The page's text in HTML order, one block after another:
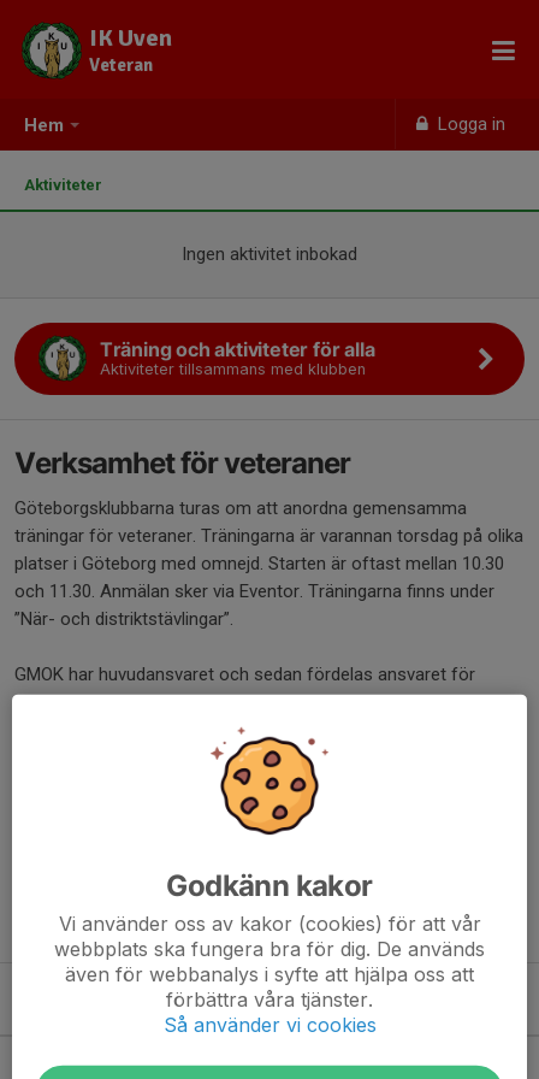
Hem Logga in
IK Uven
Veteran
Aktiviteter
Ingen aktivitet inbokad
Träning och aktiviteter för alla
Aktiviteter tillsammans med klubben
Verksamhet för veteraner
Göteborgsklubbarna turas om att anordna gemensamma
träningar för veteraner. Träningarna är varannan torsdag på olika
platser i Göteborg med omnejd. Starten är oftast mellan 10.30
och 11.30. Anmälan sker via Eventor. Träningarna finns under
”När- och distriktstävlingar”.
GMOK har huvudansvaret och sedan fördelas ansvaret för
specifika träningar ut till olika klubbar. IK Uven brukar ansvara för
en träning under våren och en på hösten.
Det finns alltid 4 olika banor, lång-mellan-kort-stig. Man väljer
den som passar dagsformen bäst! Svårighetsgraden är blå
Har du några frågor om veteranträningarna kontakta gärna Clas
Börjesson påclas.g.borjesson@gmail.com
Kommande aktiviteter
Godkänn kakor
Vi använder oss av kakor (cookies) för att vår
webbplats ska fungera bra för dig. De används
även för webbanalys i syfte att hjälpa oss att
förbättra våra tjänster.
Så använder vi cookies